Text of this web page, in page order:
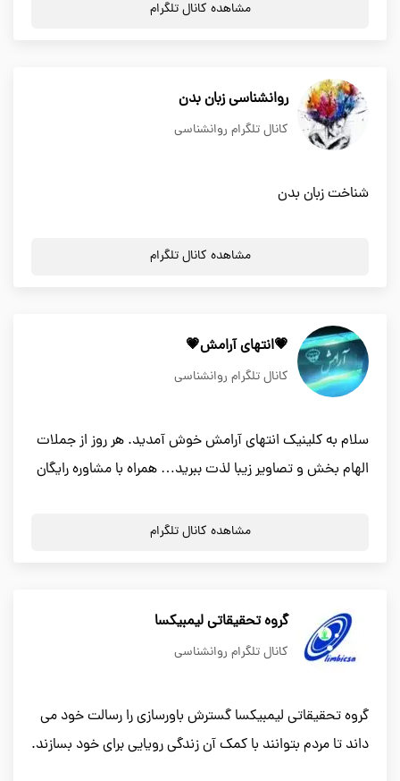
مشاهده کانال تلگرام
روانشناسي زبان بدن
کانال تلگرام روانشناسی
شناخت زبان بدن
مشاهده کانال تلگرام
💗انتهای آرامش💗
کانال تلگرام روانشناسی
سلام به کلینیک انتهای آرامش خوش آمدید. هر روز از جملات
الهام بخش و تصاویر زیبا لذت ببرید… همراه با مشاوره رایگان
مشاهده کانال تلگرام
گروه تحقیقاتی لیمبیکسا
کانال تلگرام روانشناسی
گروه تحقیقاتی لیمبیکسا گسترش باورسازی را رسالت خود می
داند تا مردم بتوانند با کمک آن زندگی رویایی برای خود بسازند.